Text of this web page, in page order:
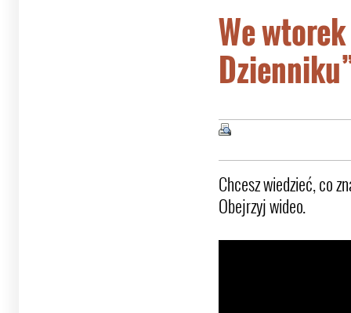
We
Chcesz wiedzieć, co
Obejrzyj wideo.